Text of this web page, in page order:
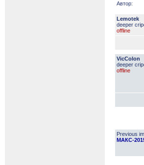
Автор:
Lemotek
deeper
offline
VicColon
deeper
offline
Previous
МАКС-